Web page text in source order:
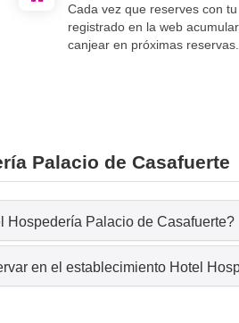
Cada vez que reserves con
registrado en la web
canjear en próximas reservas.
Palacio de Casafuerte
Hospedería Palacio de Casafuerte?
en el establecimiento Hotel